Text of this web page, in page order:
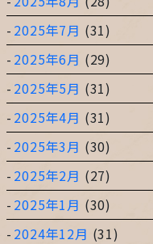
2025年7月 (31)
2025年6月 (29)
2025年5月 (31)
2025年4月 (31)
2025年3月 (30)
2025年2月 (27)
2025年1月 (30)
2024年12月 (31)